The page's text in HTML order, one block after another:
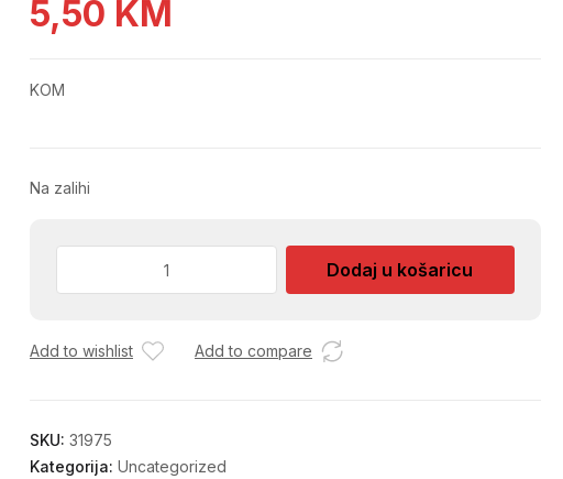
5,50 KM
KOM
Na zalihi
1/2
Dodaj u košaricu
Add to wishlist Add to compare
SKU: 31975
Kategorija: Uncategorized